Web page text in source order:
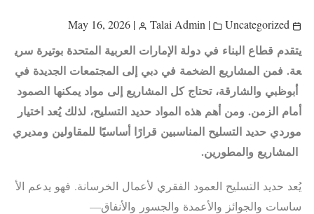
| Talai Admin | Uncategorized
يتقدم قطاع البناء في دولة الإمارات العربية المتحدة بوتيرة سري
عة. فمن المشاريع الضخمة في دبي إلى المجتمعات الجديدة في
أبوظبي والشارقة،تحتاج كل المشاريع إلى مواد يمكنها الصمود
أمام الزمن. ومن أهم هذه المواد حديد التسليح، لذلك يُعد اختيار
موردي حديد التسليح المناسبين قرارًا أساسيًا للمقاولين ومديري
المشاريع والمطورين.
يُعد حديد التسليح العمود الفقري لأعمال الخرسانة. فهو يدعم الأ
ساسات والجوائز والأعمدة والجسور والأنفاق—